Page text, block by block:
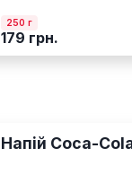
слайсами, сир
Цезар
250 г
179 грн.
Напій Coca-